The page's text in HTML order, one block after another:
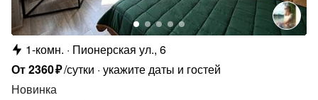
1-комн.
Пионерская ул., 6
От2360₽/сутки укажите даты и гостей
Новинка